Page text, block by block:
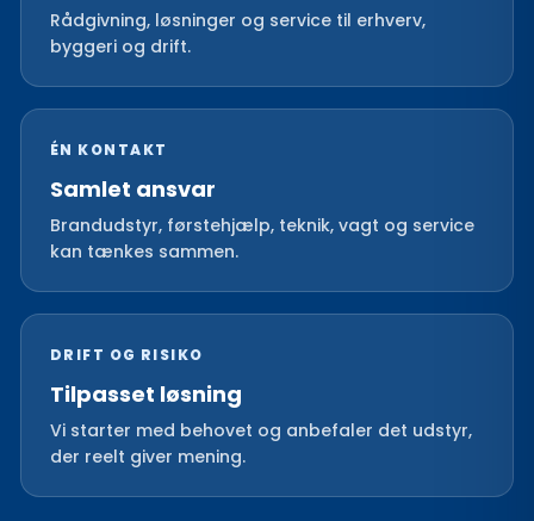
Rådgivning, løsninger og service til erhverv,
byggeri og drift.
ÉN KONTAKT
Samlet ansvar
Brandudstyr, førstehjælp, teknik, vagt og service
kan tænkes sammen.
DRIFT OG RISIKO
Tilpasset løsning
Vi starter med behovet og anbefaler det udstyr,
der reelt giver mening.